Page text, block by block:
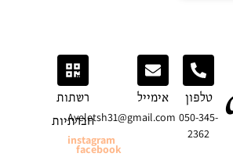
אימייל
Ayeletsh31@gmail.com
חברתיות
instagram
facebook